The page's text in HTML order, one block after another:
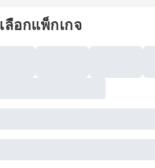
ลือกแพ็กเกจ